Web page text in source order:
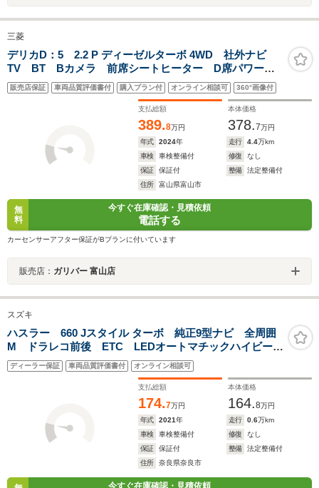
三菱
デリカD：5 2.2 P ディーゼルターボ 4WD 社外ナビ
TV BT Bカメラ 前席シートヒーター D席パワーシ
ート ETC 両側パワスラ レーダークルーズコントロ
ール レーンキープアシスト パドルシフト ステアリ
ングヒーター 衝突被害軽減システム
販売店保証 車両品質評価書付 購入プラン付 オンライン相談可 360°画像付
支払総額
389.8万円
本体価格
378.7万円
年式
2024年 走行 4.4万km
車検
車検整備付 修復
なし
保証
保証付 整備
法定整備付
住所
富山県富山市
無
料
今すぐ在庫確認・見積依頼
電話する
カーセンサーアフター保証がBプランに付いています
販売店： ガリバー 富山店
スズキ
ハスラー 660 Jスタイル ターボ 純正9型ナビ 全周囲
M ドラレコ前後 ETC LEDオートマチックハイビー
ム 前席シートヒータ レーダークルコン パドルシフ
ト スマートキー 衝突被害軽減ブレーキ 踏み間違い
ディーラー保証 車両品質評価書付 オンライン相談可
支払総額
174.7万円
本体価格
164.8万円
年式
2021年 走行 0.6万km
車検
車検整備付 修復
なし
保証
保証付 整備
法定整備付
住所
奈良県奈良市